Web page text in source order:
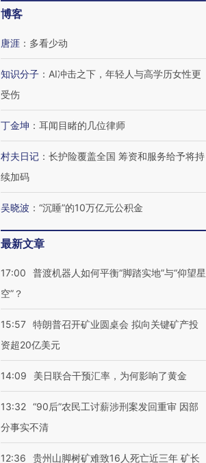
博客
唐涯 ： 多看少动
知识分子 ： AI冲击之下，年轻人与高学历女性更
受伤
丁金坤 ： 耳闻目睹的几位律师
村夫日记 ： 长护险覆盖全国 筹资和服务给予将持
续加码
吴晓波 ： “沉睡”的10万亿元公积金
最新文章
17:00
普渡机器人如何平衡“脚踏实地”与“仰望星
空”？
15:57 特朗普召开矿业圆桌会 拟向关键矿产投
资超20亿美元
14:09 美日联合干预汇率，为何影响了黄金
13:32 “90后”农民工讨薪涉刑案发回重审 因部
分事实不清
12:36
贵州山脚树矿难致16人死亡近三年 矿长